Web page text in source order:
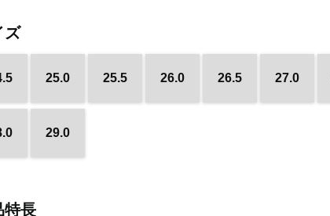
ズ
25.0 25.5 26.0 26.5 27.0
29.0
特長